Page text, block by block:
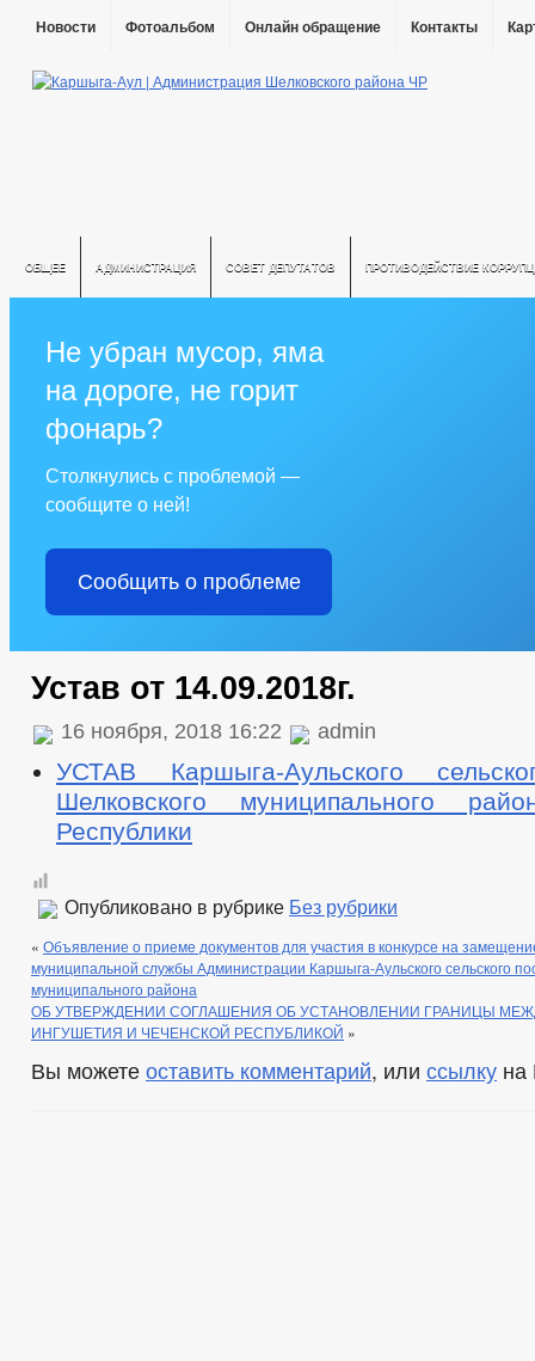
Новости Фотоальбом Онлайн обращение Контакты
ОБЩЕЕ АДМИНИСТРАЦИЯ СОВЕТ ДЕПУТАТОВ ПРОТИВОДЕЙСТВИЕ
Не убран мусор, яма
на дороге, не горит
фонарь?
Столкнулись с проблемой —
сообщите о ней!
Сообщить о проблеме
Устав от 14.09.2018г.
16 ноября, 2018 16:22 admin
УСТАВ Каршыга-Аульского
Шелковского муниципального
Республики
Опубликовано в рубрике Без рубрики
« Объявление о приеме документов для участия в конкурсе на
муниципальной службы Администрации Каршыга-Аульского сельского
муниципального района
ОБ УТВЕРЖДЕНИИ СОГЛАШЕНИЯ ОБ УСТАНОВЛЕНИИ ГРАНИЦЫ
ИНГУШЕТИЯ И ЧЕЧЕНСКОЙ РЕСПУБЛИКОЙ »
Вы можете оставить комментарий, или ссылку на